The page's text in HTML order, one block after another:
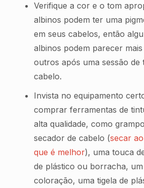
Verifique a cor e o tom
albinos podem ter uma
em seus cabelos, então
albinos podem parecer
outros após uma sessão de
cabelo.
Invista no equipamento
comprar ferramentas de
alta qualidade, como
secador de cabelo (secar
que é melhor), uma touca
de plástico ou borracha,
coloração, uma tigela de